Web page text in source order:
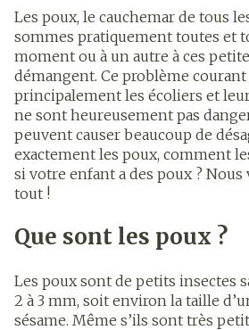
Les poux, le cauchemar de tous
sommes pratiquement toutes et
moment ou à un autre à ces
démangent. Ce problème
principalement les écoliers et
ne sont heureusement pas
peuvent causer beaucoup de
exactement les poux, comment
si votre enfant a des poux ?
tout !
Que sont les poux ?
Les poux sont de petits insectes
2 à 3 mm, soit environ la taille
sésame. Même s’ils sont très